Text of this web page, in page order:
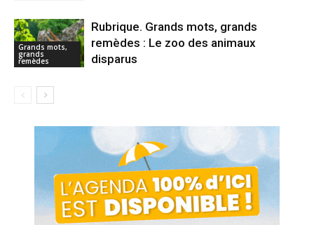
Grands mots,
grands
remèdes
Rubrique. Grands mots, grands
remèdes : Le zoo des animaux
disparus